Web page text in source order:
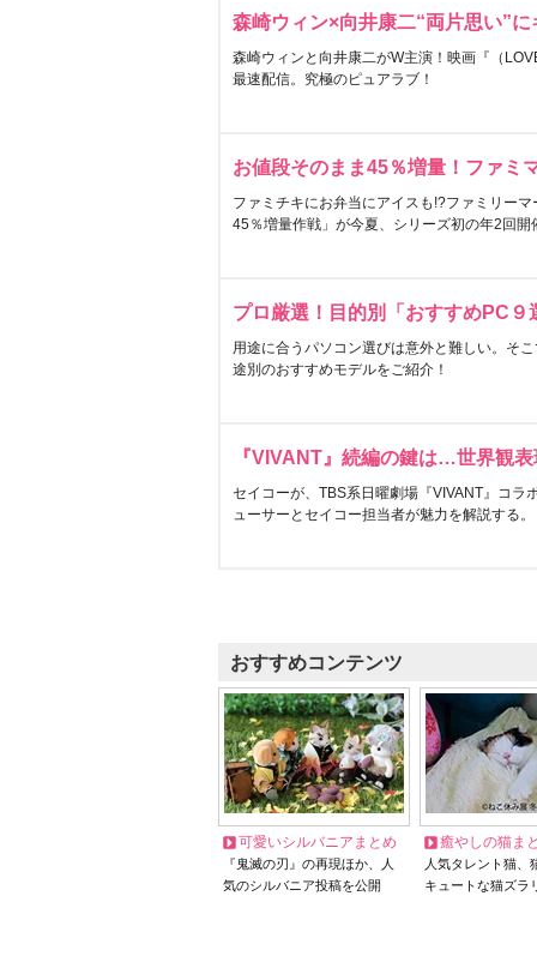
森崎ウィン×向井康二“両片思い”
森崎ウィンと向井康二がW主演！映画『（
最速配信。究極のピュアラブ！
お値段そのまま45％増量！ファミ
ファミチキにお弁当にアイスも!?ファミリー
45％増量作戦」が今夏、シリーズ初の年2回開
プロ厳選！目的別「おすすめPC９
用途に合うパソコン選びは意外と難しい。そ
途別のおすすめモデルをご紹介！
『VIVANT』続編の鍵は…世界観
セイコーが、TBS系日曜劇場『VIVANT』コラ
ューサーとセイコー担当者が魅力を解説する。
おすすめコンテンツ
可愛いシルバニアまとめ
『鬼滅の刃』の再現ほか、人
気のシルバニア投稿を公開
癒やしの猫ま
人気タレント猫
キュートな猫ズラ